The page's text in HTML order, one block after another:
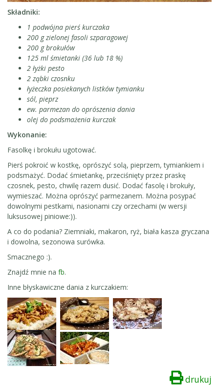
Składniki:
1 podwójna pierś kurczaka
200 g zielonej fasoli szparagowej
200 g brokułów
125 ml śmietanki (36 lub 18 %)
2 łyżki pesto
2 ząbki czosnku
łyżeczka posiekanych listków tymianku
sól, pieprz
ew. parmezan do oprószenia dania
olej do podsmażenia kurczak
Wykonanie:
Fasolkę i brokułu ugotować.
Pierś pokroić w kostkę, oprószyć solą, pieprzem, tymiankiem i
podsmażyć. Dodać śmietankę, przeciśnięty przez praskę
czosnek, pesto, chwilę razem dusić. Dodać fasolę i brokuły,
wymieszać. Można oprószyć parmezanem. Można posypać
dowolnymi pestkami, nasionami czy orzechami (w wersji
luksusowej piniowe:)).
A co do podania? Ziemniaki, makaron, ryż, biała kasza gryczana
i dowolna, sezonowa surówka.
Smacznego :).
Znajdź mnie na fb.
Inne błyskawiczne dania z kurczakiem:
drukuj